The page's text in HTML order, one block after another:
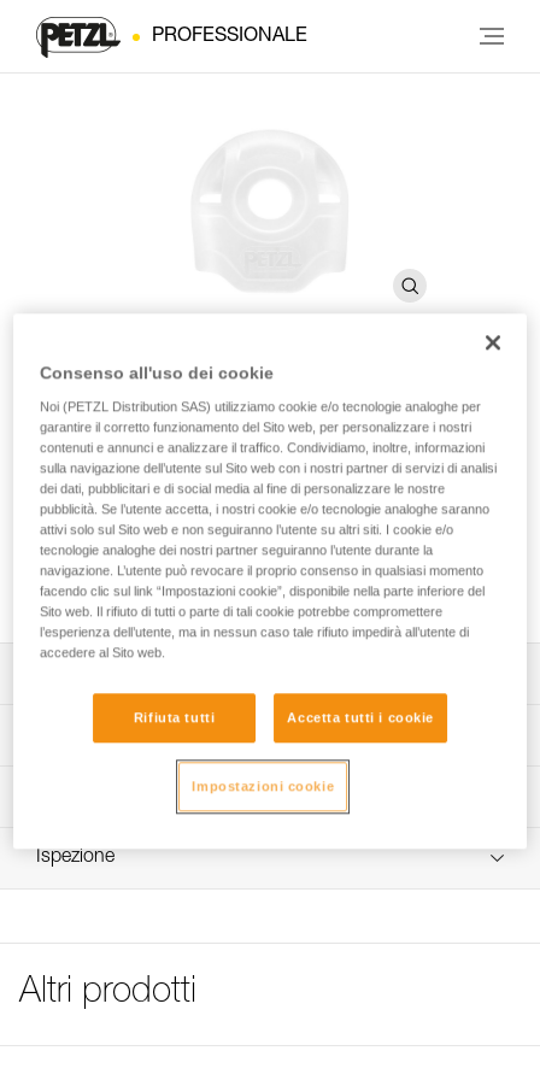
PROFESSIONALE
STUART
Accessorio di posizionamento per connettore
(confezione da 10)
STUART consente il posizionamento corretto del connettore
e facilita il moschettonaggio. È compatibile con la maggior
parte dei connettori con ghiera di bloccaggio automatico.
Mantiene il connettore in posizione corretta e facilita il
moschettonaggio.
Compatibile con la maggior parte dei connettori con
ghiera di bloccaggio automatico.
NB: Per i codici venduti in lotti, non è consentita la
Materiali: TPE (elastomero termoplastico)
Dettagli codice
Confezione : 1
Informazioni tecniche
FAQ
Ispezione
Altri prodotti
Consenso all'uso dei cookie
Noi (PETZL Distribution SAS) utilizziamo cookie e/o tecnologie analoghe per
garantire il corretto funzionamento del Sito web, per personalizzare i nostri
contenuti e annunci e analizzare il traffico. Condividiamo, inoltre, informazioni
sulla navigazione dell’utente sul Sito web con i nostri partner di servizi di analisi
dei dati, pubblicitari e di social media al fine di personalizzare le nostre
pubblicità. Se l’utente accetta, i nostri cookie e/o tecnologie analoghe saranno
attivi solo sul Sito web e non seguiranno l’utente su altri siti. I cookie e/o
tecnologie analoghe dei nostri partner seguiranno l’utente durante la
navigazione. L’utente può revocare il proprio consenso in qualsiasi momento
facendo clic sul link “Impostazioni cookie”, disponibile nella parte inferiore del
Sito web. Il rifiuto di tutti o parte di tali cookie potrebbe compromettere
l’esperienza dell’utente, ma in nessun caso tale rifiuto impedirà all’utente di
accedere al Sito web.
Rifiuta tutti Accetta tutti i cookie
Impostazioni cookie